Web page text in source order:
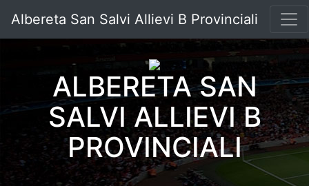
Albereta San Salvi Allievi B Provinciali
ALBERETA SAN
SALVI ALLIEVI B
PROVINCIALI